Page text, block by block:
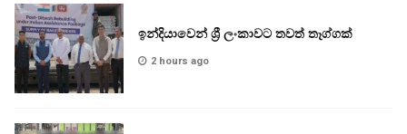
ඉන්දියාවෙන් ශ්‍රී ලංකාවට තවත් තෑග්ගක්
2 hours ago